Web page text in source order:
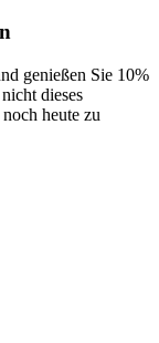
genießen Sie 10%
dieses
heute zu